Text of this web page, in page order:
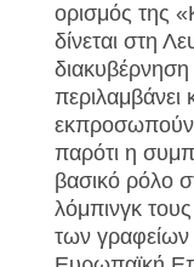
ορισμός της
δίνεται στη
περιλαμβάνει
εκπροσωπούν
παρότι η
βασικό ρόλο
λόμπινγκ
των